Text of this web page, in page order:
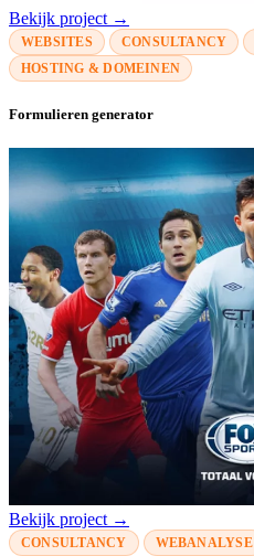
Bekijk project →
WEBSITES CONSULTANCY
HOSTING & DOMEINEN
Formulieren generator
Bekijk project →
CONSULTANCY WEBANALYSE